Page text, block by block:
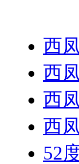
西
西
西
西
52